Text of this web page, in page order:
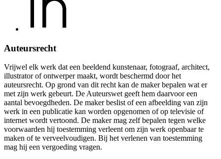
Auteursrecht
Vrijwel elk werk dat een beeldend kunstenaar, fotograaf, architect,
illustrator of ontwerper maakt, wordt beschermd door het
auteursrecht. Op grond van dit recht kan de maker bepalen wat er
met zijn werk gebeurt. De Auteurswet geeft hem daarvoor een
aantal bevoegdheden. De maker beslist of een afbeelding van zijn
werk in een publicatie kan worden opgenomen of op televisie of
internet wordt vertoond. De maker mag zelf bepalen tegen welke
voorwaarden hij toestemming verleent om zijn werk openbaar te
maken of te verveelvoudigen. Bij het verlenen van toestemming
mag hij een vergoeding vragen.